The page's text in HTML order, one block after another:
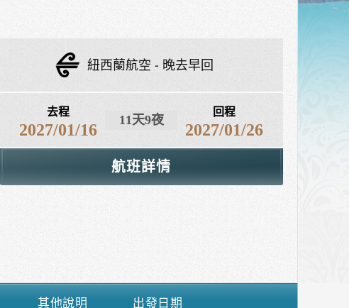
其他說明 出發日期
紐西蘭航空 晚去早回
去程
2027/01/16
11天9夜
回程
2027/01/26
航班詳情